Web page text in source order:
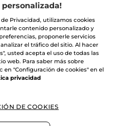
Privacidad, utilizamos cookies
contenido personalizado y
proponerle servicios
el tráfico del sitio. Al hacer
usted acepta el uso de todas las
web. Para saber más sobre
en "Configuración de cookies" en el
privacidad
DE COOKIES